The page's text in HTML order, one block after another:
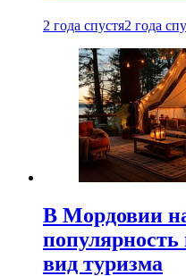
2 года спустя2 года
В Мордовии
вид туризма